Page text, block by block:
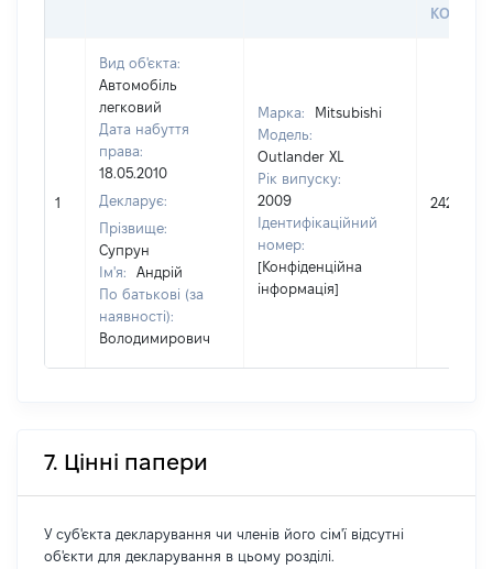
1
Вид об'єкта:
Автомобіль
легковий
Дата набуття
права:
18.05.2010
Декларує:
Прізвище:
Супрун
Ім'я:
Андрій
По батькові (за
наявності):
Володимирович
Марка:
Mitsubishi
Модель:
Outlander XL
Рік випуску:
2009
Ідентифікаційний
номер:
[Конфіденційна
інформація]
242309
7. Цінні папери
У суб'єкта декларування чи членів його сім'ї відсутні
об'єкти для декларування в цьому розділі.